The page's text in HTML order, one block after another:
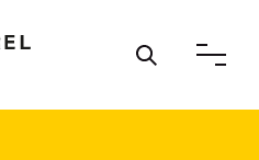
Ouvrir /